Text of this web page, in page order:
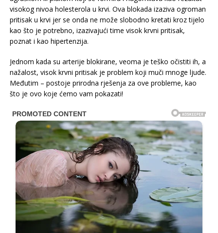
visokog nivoa holesterola u krvi. Ova blokada izaziva ogroman
pritisak u krvi jer se onda ne može slobodno kretati kroz tijelo
kao što je potrebno, izazivajući time visok krvni pritisak,
poznat i kao hipertenzija.
Jednom kada su arterije blokirane, veoma je teško očistiti ih, a
nažalost, visok krvni pritisak je problem koji muči mnoge ljude.
Međutim – postoje prirodna rješenja za ove probleme, kao
što je ovo koje ćemo vam pokazati!